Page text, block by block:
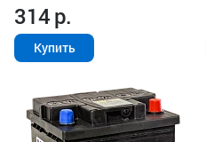
314р.
Купить